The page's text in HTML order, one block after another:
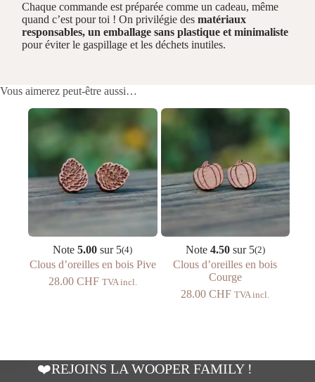
Chaque commande est préparée comme un cadeau, même
quand c’est pour toi ! On privilégie desmatériaux
responsables, un emballage sans plastique et minimaliste
pour éviter le gaspillage et les déchets inutiles.
Vous aimerez peut-être aussi…
Note5.00 sur 5(4)
Clous d’oreilles en bois Pive
28.00 CHF TVA incl.
Note 4.50sur 5(2)
Clous d’oreilles en bois
Courge
28.00CHF TVA incl.
❤️REJOINS LA WOOPER FAMILY !